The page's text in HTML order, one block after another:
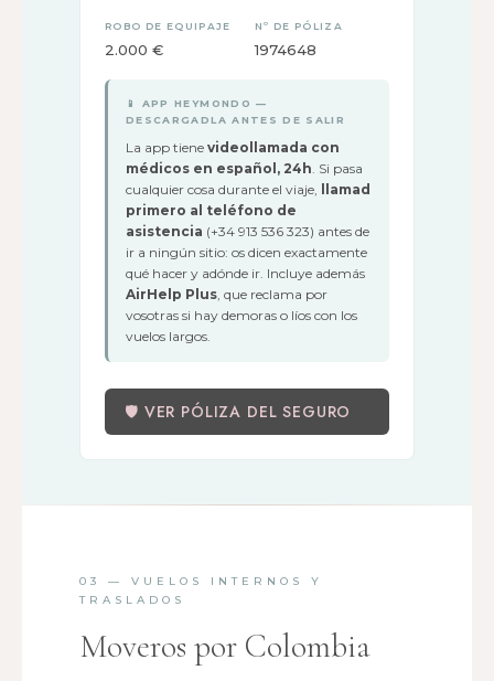
ROBO DE EQUIPAJE
2.000 €
Nº DE PÓLIZA
1974648
📱 APP HEYMONDO —
DESCARGADLA ANTES DE SALIR
La app tiene videollamada con
médicos en español, 24h. Si pasa
cualquier cosa durante el viaje,
llamad
primero al teléfono de
asistencia (+34 913 536 323) antes de
ir a ningún sitio: os dicen exactamente
qué hacer y adónde ir. Incluye además
AirHelp Plus, que reclama por
vosotras si hay demoras o líos con los
vuelos largos.
🛡 VER PÓLIZA DEL SEGURO
03 — VUELOS INTERNOS Y
TRASLADOS
Moveros por Colombia